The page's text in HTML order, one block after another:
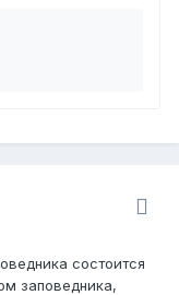
состоится
заповедника,